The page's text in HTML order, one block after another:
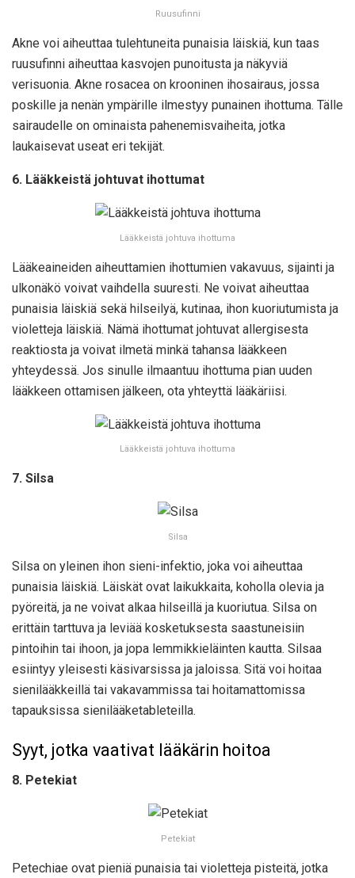
Ruusufinni
Akne voi aiheuttaa tulehtuneita punaisia läiskiä, kun taas
ruusufinni aiheuttaa kasvojen punoitusta ja näkyviä
verisuonia. Akne rosacea on krooninen ihosairaus, jossa
poskille ja nenän ympärille ilmestyy punainen ihottuma. Tälle
sairaudelle on ominaista pahenemisvaiheita, jotka
laukaisevat useat eri tekijät.
6. Lääkkeistä johtuvat ihottumat
Lääkkeistä johtuva ihottuma
Lääkeaineiden aiheuttamien ihottumien vakavuus, sijainti ja
ulkonäkö voivat vaihdella suuresti. Ne voivat aiheuttaa
punaisia läiskiä sekä hilseilyä, kutinaa, ihon kuoriutumista ja
violetteja läiskiä. Nämä ihottumat johtuvat allergisesta
reaktiosta ja voivat ilmetä minkä tahansa lääkkeen
yhteydessä. Jos sinulle ilmaantuu ihottuma pian uuden
lääkkeen ottamisen jälkeen, ota yhteyttä lääkäriisi.
Lääkkeistä johtuva ihottuma
7. Silsa
Silsa
Silsa on yleinen ihon sieni-infektio, joka voi aiheuttaa
punaisia läiskiä. Läiskät ovat laikukkaita, koholla olevia ja
pyöreitä, ja ne voivat alkaa hilseillä ja kuoriutua. Silsa on
erittäin tarttuva ja leviää kosketuksesta saastuneisiin
pintoihin tai ihoon, ja jopa lemmikkieläinten kautta. Silsaa
esiintyy yleisesti käsivarsissa ja jaloissa. Sitä voi hoitaa
sienilääkkeillä tai vakavammissa tai hoitamattomissa
tapauksissa sienilääketableteilla.
Syyt, jotka vaativat lääkärin hoitoa
8. Petekiat
Petekiat
Petechiae ovat pieniä punaisia tai violetteja pisteitä, jotka